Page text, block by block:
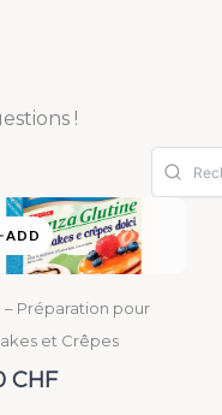
!
ADD
– Préparation pour
et Crêpes
CHF